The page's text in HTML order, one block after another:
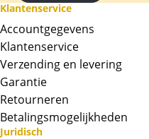
Klantenservice
Accountgegevens
Klantenservice
Verzending en levering
Garantie
Retourneren
Betalingsmogelijkheden
Juridisch